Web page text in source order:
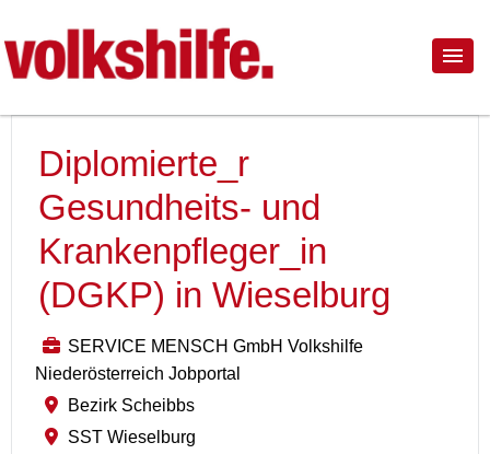
Diplomierte_r
Gesundheits- und
Krankenpfleger_in
(DGKP) in Wieselburg
SERVICE MENSCH GmbH Volkshilfe
Niederösterreich Jobportal
Bezirk Scheibbs
SST Wieselburg